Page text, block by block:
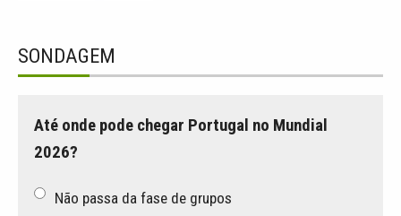
SONDAGEM
Até onde pode chegar Portugal no Mundial
2026?
Não passa da fase de grupos